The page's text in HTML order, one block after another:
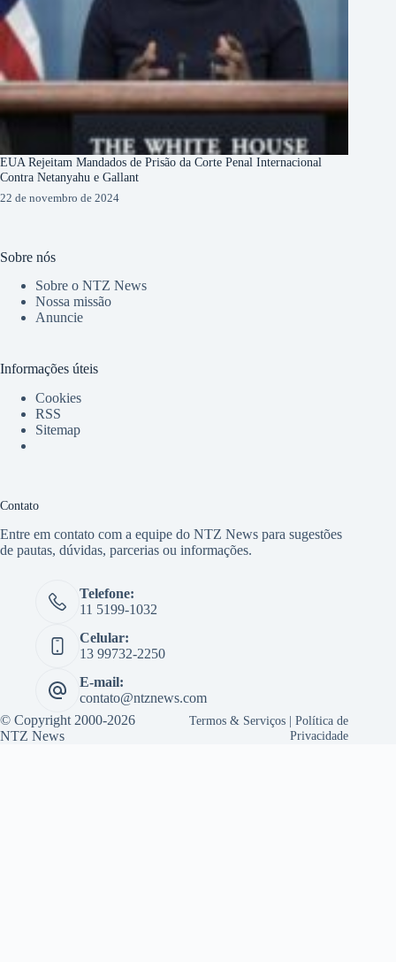
EUA Rejeitam Mandados de Prisão da Corte Penal Internacional
Contra Netanyahu e Gallant
22 de novembro de 2024
Sobre nós
Sobre o NTZ News
Nossa missão
Anuncie
Informações úteis
Cookies
RSS
Sitemap
Contato
Entre em contato com a equipe do NTZ News para sugestões
de pautas, dúvidas, parcerias ou informações.
Telefone:
11 5199-1032
Celular:
13 99732-2250
E-mail:
contato@ntznews.com
© Copyright 2000-2026
NTZ News
Termos & Serviços |Política de
Privacidade